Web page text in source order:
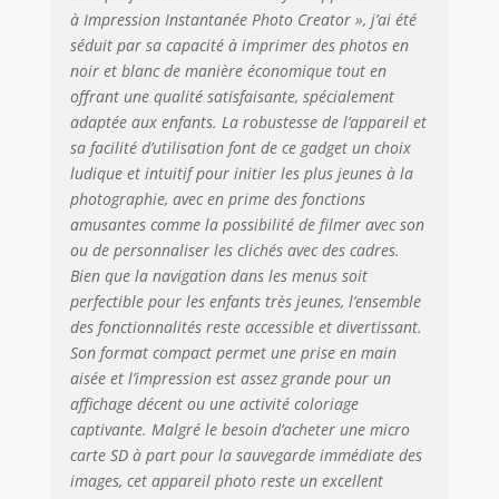
stickers. KIT
COMPLET & FACILE
À UTILISER – Inclut
écran LCD couleur
2.4’’, batterie
rechargeable
1000mAh, câble
USB et impression
thermique sans
encre. Carte micro-
SD compatible
(non incluse) pour
sauvegarder et
partager photos et
vidéos. PLUS DE
250 PHOTOS
INCLUSES – Ce kit
complet contient 4
rouleaux de papier
thermique pour
imprimer plus de
à Impression Instantanée Photo Creator », j’ai été
séduit par sa capacité à imprimer des photos en
noir et blanc de manière économique tout en
offrant une qualité satisfaisante, spécialement
adaptée aux enfants. La robustesse de l’appareil et
sa facilité d’utilisation font de ce gadget un choix
ludique et intuitif pour initier les plus jeunes à la
photographie, avec en prime des fonctions
amusantes comme la possibilité de filmer avec son
ou de personnaliser les clichés avec des cadres.
Bien que la navigation dans les menus soit
perfectible pour les enfants très jeunes, l’ensemble
des fonctionnalités reste accessible et divertissant.
Son format compact permet une prise en main
aisée et l’impression est assez grande pour un
affichage décent ou une activité coloriage
captivante. Malgré le besoin d’acheter une micro
carte SD à part pour la sauvegarde immédiate des
images, cet appareil photo reste un excellent